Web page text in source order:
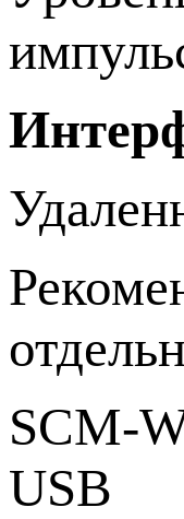
SCM-
USB